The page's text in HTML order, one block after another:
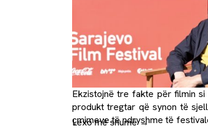
Ekzistojnë tre fakte për filmin
produkt tregtar që synon të
çmimeve të ndryshme të
Lexo më shumë→